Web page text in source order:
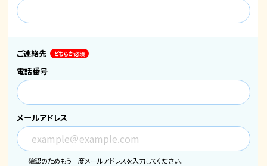
ご連絡先 どちらか必須
電話番号
メールアドレス
確認のためもう一度メールアドレスを入力してください。